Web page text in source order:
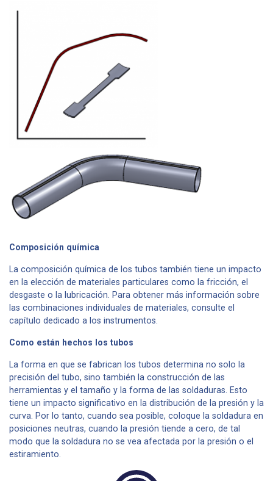
Composición química
La composición química de los tubos también tiene un impacto
en la elección de materiales particulares como la fricción, el
desgaste o la lubricación. Para obtener más información sobre
las combinaciones individuales de materiales, consulte el
capítulo dedicado a los instrumentos.
Como están hechos los tubos
La forma en que se fabrican los tubos determina no solo la
precisión del tubo, sino también la construcción de las
herramientas y el tamaño y la forma de las soldaduras. Esto
tiene un impacto significativo en la distribución de la presión y la
curva. Por lo tanto, cuando sea posible, coloque la soldadura en
posiciones neutras, cuando la presión tiende a cero, de tal
modo que la soldadura no se vea afectada por la presión o el
estiramiento.